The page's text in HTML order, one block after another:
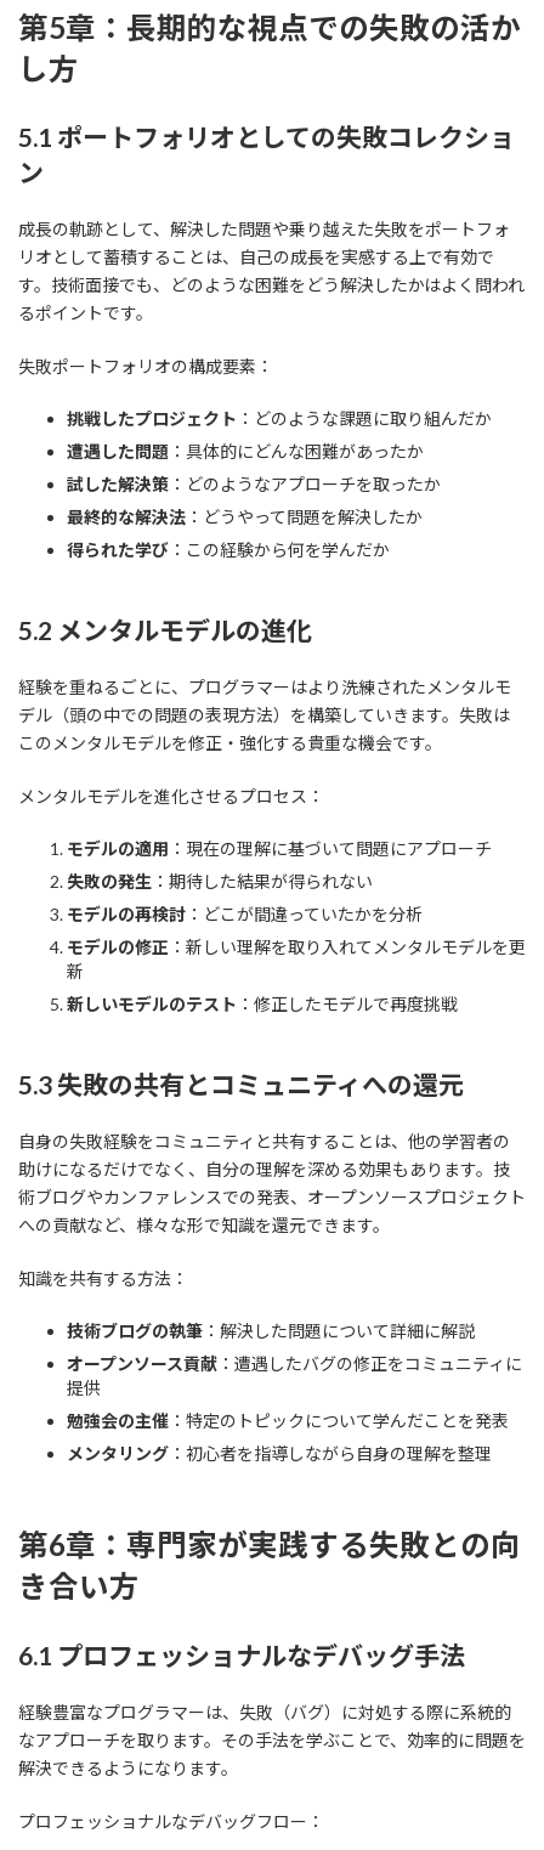
第5章：長期的な視点での失敗の活か
し方
5.1 ポートフォリオとしての失敗コレクショ
ン
成長の軌跡として、解決した問題や乗り越えた失敗をポートフォ
リオとして蓄積することは、自己の成長を実感する上で有効で
す。技術面接でも、どのような困難をどう解決したかはよく問われ
るポイントです。
失敗ポートフォリオの構成要素：
挑戦したプロジェクト ：どのような課題に取り組んだか
遭遇した問題 ：具体的にどんな困難があったか
試した解決策 ：どのようなアプローチを取ったか
最終的な解決法 ：どうやって問題を解決したか
得られた学び ：この経験から何を学んだか
5.2 メンタルモデルの進化
経験を重ねるごとに、プログラマーはより洗練されたメンタルモ
デル（頭の中での問題の表現方法）を構築していきます。失敗は
このメンタルモデルを修正・強化する貴重な機会です。
メンタルモデルを進化させるプロセス：
モデルの適用 ：現在の理解に基づいて問題にアプローチ
失敗の発生 ：期待した結果が得られない
モデルの再検討 ：どこが間違っていたかを分析
モデルの修正 ：新しい理解を取り入れてメンタルモデルを更
新
新しいモデルのテスト ：修正したモデルで再度挑戦
5.3 失敗の共有とコミュニティへの還元
自身の失敗経験をコミュニティと共有することは、他の学習者の
助けになるだけでなく、自分の理解を深める効果もあります。技
術ブログやカンファレンスでの発表、オープンソースプロジェクト
への貢献など、様々な形で知識を還元できます。
知識を共有する方法：
技術ブログの執筆 ：解決した問題について詳細に解説
オープンソース貢献 ：遭遇したバグの修正をコミュニティに
提供
勉強会の主催 ：特定のトピックについて学んだことを発表
メンタリング ：初心者を指導しながら自身の理解を整理
第6章：専門家が実践する失敗との向
き合い方
6.1 プロフェッショナルなデバッグ手法
経験豊富なプログラマーは、失敗（バグ）に対処する際に系統的
なアプローチを取ります。その手法を学ぶことで、効率的に問題を
解決できるようになります。
プロフェッショナルなデバッグフロー：